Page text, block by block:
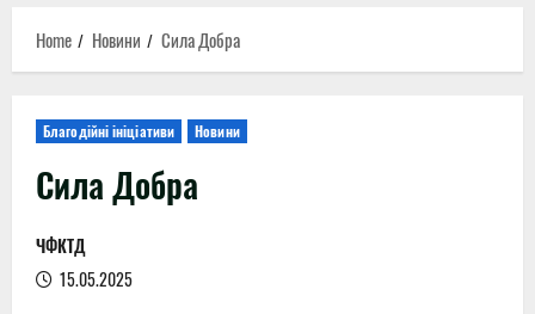
Home
Новини Сила Добра
Благодійні ініціативи Новини
Сила Добра
ЧФКТД
15.05.2025